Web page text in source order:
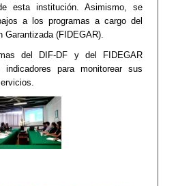
esta institución. Asimismo, se
a los programas a cargo del
Garantizada (FIDEGAR).
del DIF-DF y del FIDEGAR
para monitorear sus